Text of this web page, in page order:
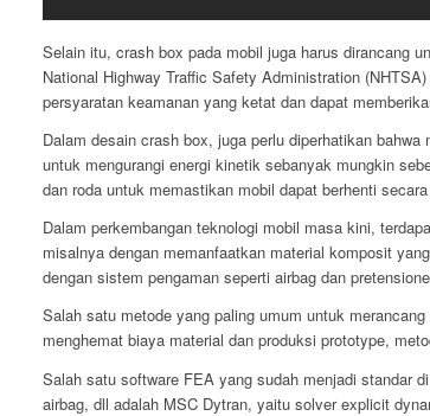
Selain itu, crash box pada mobil juga harus dirancang
National Highway Traffic Safety Administration
persyaratan keamanan yang ketat dan dapat
Dalam desain crash box, juga perlu diperhatikan
untuk mengurangi energi kinetik sebanyak mungkin
dan roda untuk memastikan mobil dapat berhenti
Dalam perkembangan teknologi mobil masa kini,
misalnya dengan memanfaatkan material komposit
dengan sistem pengaman seperti airbag dan
Salah satu metode yang paling umum untuk
menghemat biaya material dan produksi prototype,
Salah satu software FEA yang sudah menjadi standar
airbag, dll adalah MSC Dytran, yaitu solver explicit
Mobil